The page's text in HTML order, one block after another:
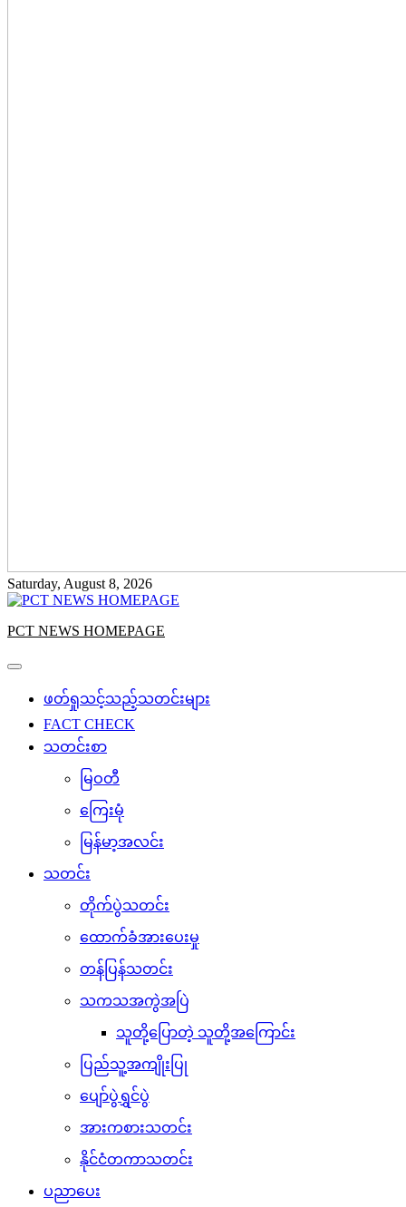
Saturday, August 8, 2026
PCT NEWS HOMEPAGE
ဖတ်ရှုသင့်သည့်သတင်းများ
FACT CHECK
သတင်းစာ
မြဝတီ
ကြေးမုံ
မြန်မာ့အလင်း
သတင်း
တိုက်ပွဲသတင်း
ထောက်ခံအားပေးမှု
တန်ပြန်သတင်း
သကသအကွဲအပြဲ
သူတို့ပြောတဲ့ သူတို့အကြောင်း
ပြည်သူ့အကျိုးပြု
ပျော်ပွဲရွှင်ပွဲ
အားကစားသတင်း
နိုင်ငံတကာသတင်း
ပညာပေး